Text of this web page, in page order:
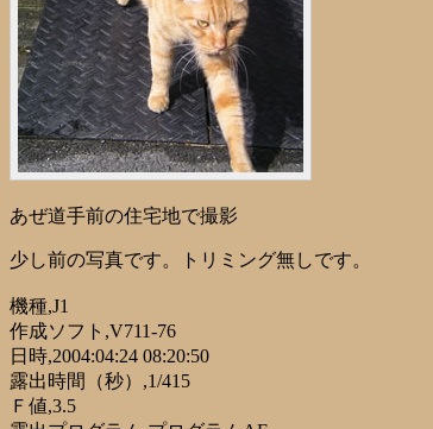
あぜ道手前の住宅地で撮影
少し前の写真です。トリミング無しです。
機種,J1
作成ソフト,V711-76
日時,2004:04:24 08:20:50
露出時間（秒）,1/415
Ｆ値,3.5